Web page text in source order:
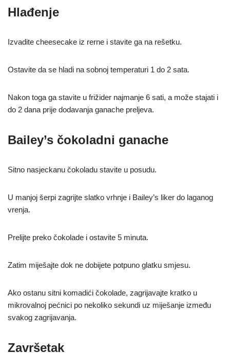
Hlađenje
Izvadite cheesecake iz rerne i stavite ga na rešetku.
Ostavite da se hladi na sobnoj temperaturi 1 do 2 sata.
Nakon toga ga stavite u frižider najmanje 6 sati, a može stajati i
do 2 dana prije dodavanja ganache preljeva.
Bailey’s čokoladni ganache
Sitno nasjeckanu čokoladu stavite u posudu.
U manjoj šerpi zagrijte slatko vrhnje i Bailey’s liker do laganog
vrenja.
Prelijte preko čokolade i ostavite 5 minuta.
Zatim miješajte dok ne dobijete potpuno glatku smjesu.
Ako ostanu sitni komadići čokolade, zagrijavajte kratko u
mikrovalnoj pećnici po nekoliko sekundi uz miješanje između
svakog zagrijavanja.
Završetak